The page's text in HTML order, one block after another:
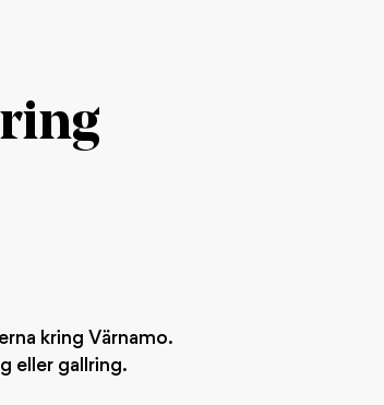
kring Värnamo.
eller gallring.